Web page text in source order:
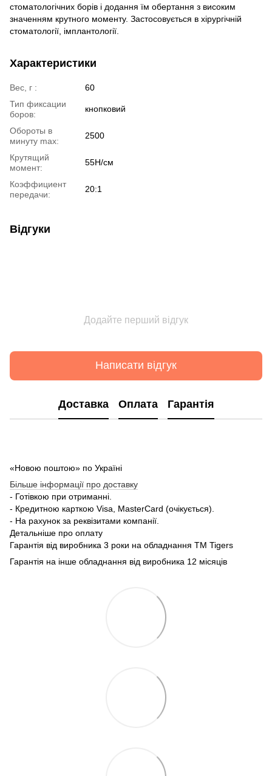
стоматологічних борів і додання їм обертання з високим
значенням крутного моменту. Застосовується в хірургічній
стоматології, імплантології.
Характеристики
Вес, г :
60
Тип фиксации
боров:
кнопковий
Обороты в
минуту max:
2500
Крутящий
момент:
55Н/см
Коэффициент
передачи:
20:1
Відгуки
Додайте перший відгук
Написати відгук
Доставка Оплата Гарантія
«Новою поштою» по Україні
Більше інформації про доставку
- Готівкою при отриманні.
- Кредитною карткою Visa, MasterCard (очікується).
- На рахунок за реквізитами компанії.
Детальніше про оплату
Гарантія від виробника 3 роки на обладнання TM Tigers
Гарантія на інше обладнання від виробника 12 місяців